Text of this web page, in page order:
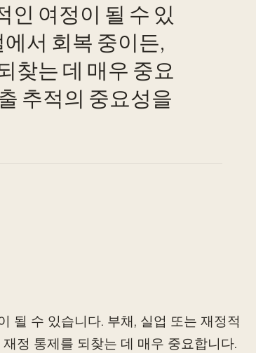
여정이 될 수 있
서 회복 중이든,
찾는 데 매우 중요
추적의 중요성을
될 수 있습니다. 부채, 실업 또는 재정적
정 통제를 되찾는 데 매우 중요합니다.